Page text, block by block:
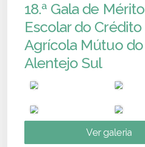
18.ª Gala de Mérito
Escolar do Crédito
Agrícola Mútuo do
Alentejo Sul
Ver galeria